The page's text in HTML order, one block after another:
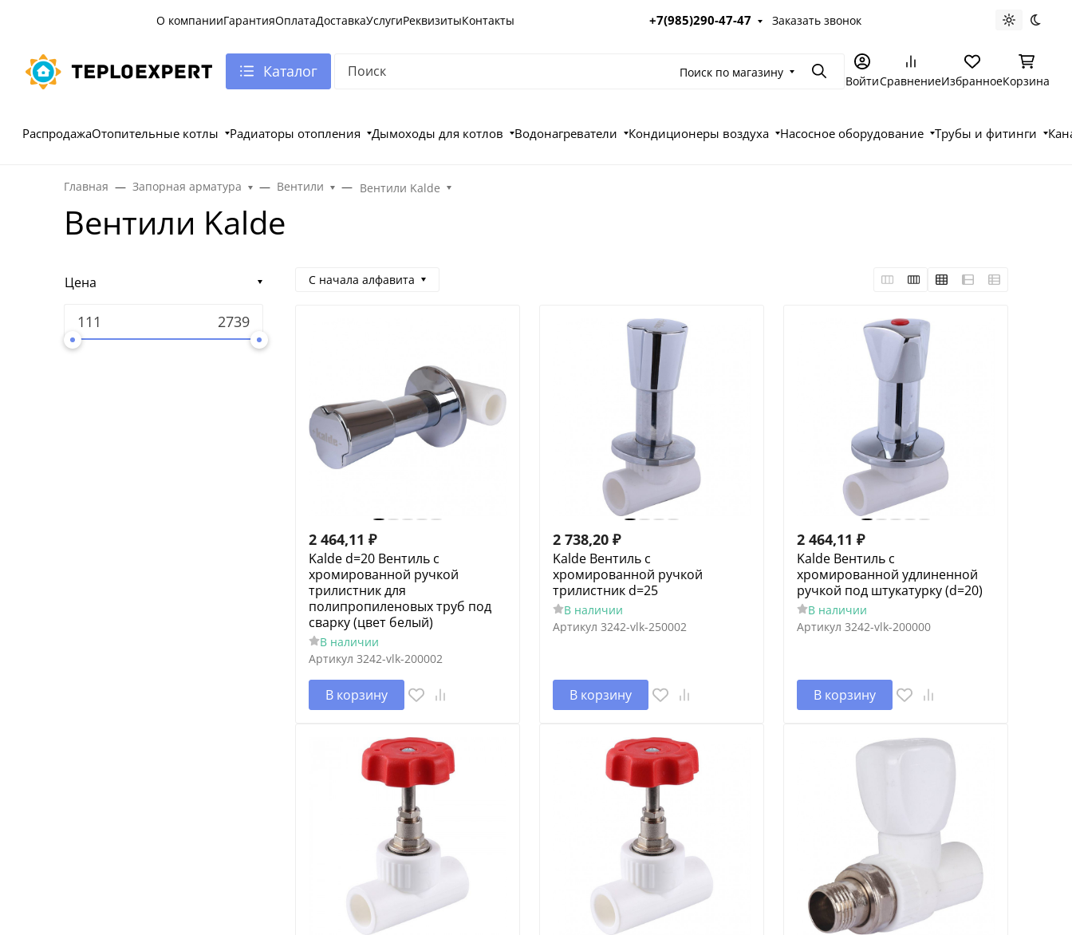
О компанииГарантияОплатаДоставкаУслугиРеквизитыКонтакты +7(985)290-47-47 Заказать звонок Светлая
Каталог Поиск по магазину ПоискВойтиСравнениеИзбранноеКорзина
РаспродажаОтопительные котлы Радиаторы отопления Дымоходы для котлов Водонагреватели Кондиционеры воздуха Насосное оборудование Трубы и фитинги
Главная Запорная арматура Вентили Вентили Kalde
Вентили Kalde
Цена С начала алфавита
2 464,11 ₽
Kalde d=20 Вентиль c
хромированной ручкой
трилистник для
полипропиленовых труб под
сварку (цвет белый)
В наличии
Артикул 3242-vlk-200002
В корзину
2 738,20 ₽
Kalde Вентиль c
хромированной ручкой
трилистник d=25
В наличии
Артикул 3242-vlk-250002
В корзину
2 464,11 ₽
Kalde Вентиль c
хромированной удлиненной
ручкой под штукатурку (d=20)
В наличии
Артикул 3242-vlk-200000
В корзину